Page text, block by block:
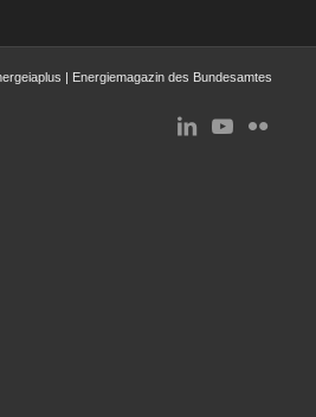
| Energiemagazin des Bundesamtes